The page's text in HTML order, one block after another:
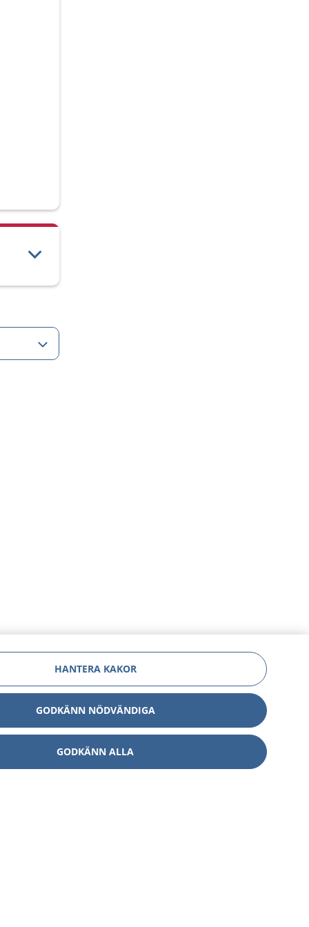
HANTERA KAKOR
GODKÄNN NÖDVÄNDIGA
GODKÄNN ALLA